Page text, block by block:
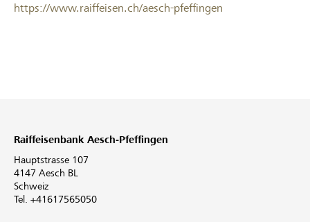
https://www.raiffeisen.ch/aesch-pfeffingen
Raiffeisenbank Aesch-Pfeffingen
Hauptstrasse 107
4147 Aesch BL
Schweiz
Tel. +41617565050